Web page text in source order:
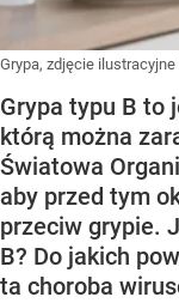
Grypa, zdjęcie ilustracyjne
Grypa typu B to
którą można
Światowa
aby przed tym
przeciw grypie.
B? Do jakich
ta choroba